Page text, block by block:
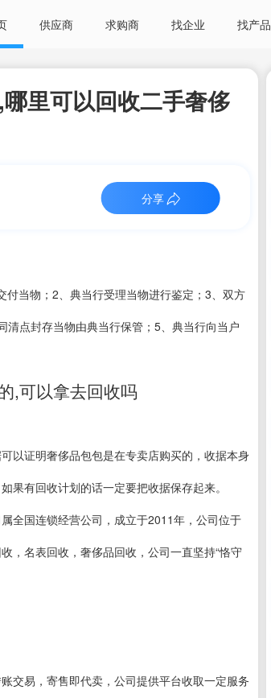
供应商 求购商 找企业 找产品
里可以回收二手奢侈
分享
付当物；2、典当行受理当物进行鉴定；3、双方
点封存当物由典当行保管；5、典当行向当户
,可以拿去回收吗
以证明奢侈品包包是在专卖店购买的，收据本身
果有回收计划的话一定要把收据保存起来。
全国连锁经营公司，成立于2011年，公司位于
，名表回收，奢侈品回收，公司一直坚持“恪守
交易，寄售即代卖，公司提供平台收取一定服务